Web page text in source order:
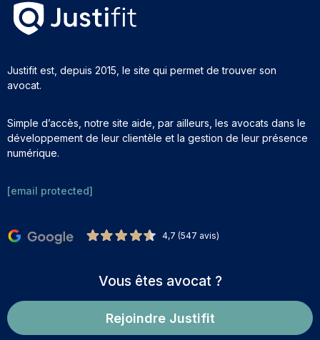
Justifit est, depuis 2015, le site qui permet de trouver son
avocat.
Simple d’accès, notre site aide, par ailleurs, les avocats dans le
développement de leur clientèle et la gestion de leur présence
numérique.
[email protected]
4,7 (547 avis)
Vous êtes avocat ?
Rejoindre Justifit